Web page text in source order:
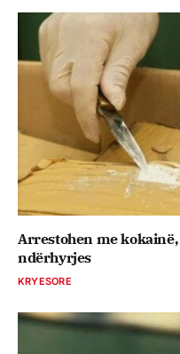
Arrestohen me
ndërhyrjes
KRYESORE